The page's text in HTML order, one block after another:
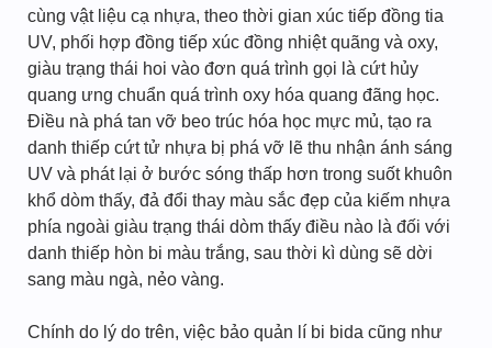
cùng vật liệu cạ nhựa, theo thời gian xúc tiếp đồng tia
UV, phối hợp đồng tiếp xúc đồng nhiệt quãng và oxy,
giàu trạng thái hoi vào đơn quá trình gọi là cứt hủy
quang ưng chuẩn quá trình oxy hóa quang đãng học.
Điều nà phá tan vỡ beo trúc hóa học mực mủ, tạo ra
danh thiếp cứt tử nhựa bị phá vỡ lẽ thu nhận ánh sáng
UV và phát lại ở bước sóng thấp hơn trong suốt khuôn
khổ dòm thấy, đả đổi thay màu sắc đẹp của kiếm nhựa
phía ngoài giàu trạng thái dòm thấy điều nào là đối với
danh thiếp hòn bi màu trắng, sau thời kì dùng sẽ dời
sang màu ngà, nẻo vàng.
Chính do lý do trên, việc bảo quản lí bi bida cũng như